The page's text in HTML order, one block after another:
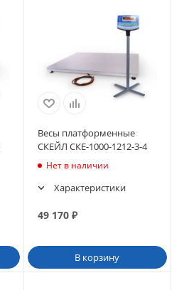
Весы платформенные
СКЕЙЛ СКЕ-1000-1212-3-4
Нет в наличии
Характеристики
49 170₽
В корзину